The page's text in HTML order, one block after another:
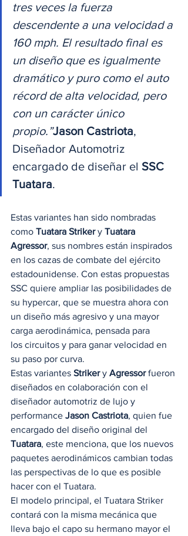
tres veces la fuerza
descendente a una velocidad a
160 mph. El resultado final es
un diseño que es igualmente
dramático y puro como el auto
récord de alta velocidad, pero
con un carácter único
propio.”Jason Castriota,
Diseñador Automotriz
encargado de diseñar el SSC
Tuatara.
Estas variantes han sido nombradas
como Tuatara Striker y Tuatara
Agressor, sus nombres están inspirados
en los cazas de combate del ejército
estadounidense. Con estas propuestas
SSC quiere ampliar las posibilidades de
su hypercar, que se muestra ahora con
un diseño más agresivo y una mayor
carga aerodinámica, pensada para
los circuitos y para ganar velocidad en
su paso por curva.
Estas variantes Striker y Agressor fueron
diseñados en colaboración con el
diseñador automotriz de lujo y
performance Jason Castriota, quien fue
encargado del diseño original del
Tuatara, este menciona, que los nuevos
paquetes aerodinámicos cambian todas
las perspectivas de lo que es posible
hacer con el Tuatara.
El modelo principal, el Tuatara Striker
contará con la misma mecánica que
lleva bajo el capo su hermano mayor el